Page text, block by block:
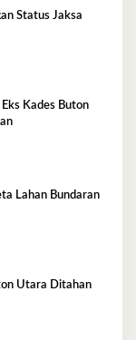
Status Jaksa
Kades Buton
Lahan Bundaran
Utara Ditahan